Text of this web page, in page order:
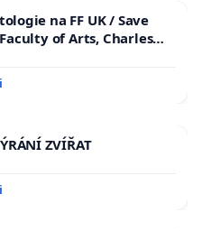
na FF UK / Save
of Arts, Charles
ZVÍŘAT